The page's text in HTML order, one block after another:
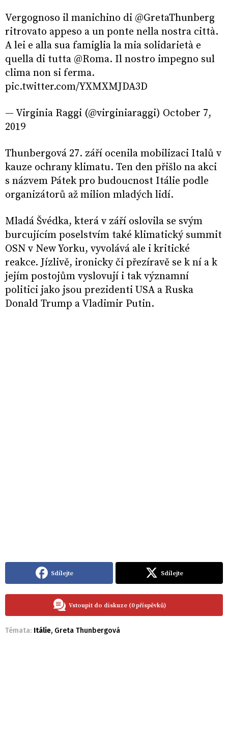
Vergognoso il manichino di @GretaThunberg
ritrovato appeso a un ponte nella nostra città.
A lei e alla sua famiglia la mia solidarietà e
quella di tutta @Roma. Il nostro impegno sul
clima non si ferma.
pic.twitter.com/YXMXMJDA3D
— Virginia Raggi (@virginiaraggi) October 7,
2019
Thunbergová 27. září ocenila mobilizaci Italů v
kauze ochrany klimatu. Ten den přišlo na akci
s názvem Pátek pro budoucnost Itálie podle
organizátorů až milion mladých lidí.
Mladá Švédka, která v září oslovila se svým
burcujícím poselstvím také klimatický summit
OSN v New Yorku, vyvolává ale i kritické
reakce. Jízlivě, ironicky či přezíravě se k ní a k
jejím postojům vyslovují i tak významní
politici jako jsou prezidenti USA a Ruska
Donald Trump a Vladimir Putin.
Sdílejte Sdílejte
Vstoupit do diskuze (0 příspěvků)
Témata: Itálie, Greta Thunbergová